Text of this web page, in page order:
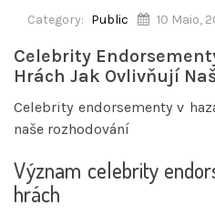
Category: Public 10 Maio,
Celebrity
Hrách Jak Ovlivňují
Celebrity endorsementy v
naše rozhodování
Význam celebrity
hrách